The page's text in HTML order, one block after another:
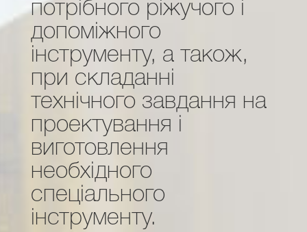
потрібного ріжучого і
допоміжного
інструменту, а також,
при складанні
технічного завдання на
проектування і
виготовлення
необхідного
спеціального
інструменту.